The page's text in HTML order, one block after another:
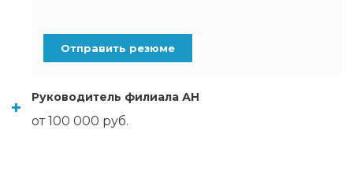
Отправить резюме
Руководитель филиала АН
от 100 000 руб.